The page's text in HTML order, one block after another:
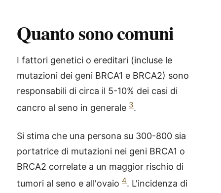
Quanto sono comuni
I fattori genetici o ereditari (incluse le
mutazioni dei geni BRCA1 e BRCA2) sono
responsabili di circa il 5-10% dei casi di
cancro al seno in generale 3.
Si stima che una persona su 300-800 sia
portatrice di mutazioni nei geni BRCA1 o
BRCA2 correlate a un maggior rischio di
tumori al seno e all'ovaio 4. L'incidenza di